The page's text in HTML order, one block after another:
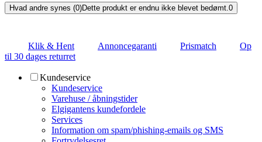
Hvad andre synes (0)Dette produkt er endnu ikke blevet bedømt.0
Klik & Hent Annoncegaranti Prismatch
Op
til 30 dages returret
Kundeservice
Kundeservice
Varehuse / åbningstider
Elgigantens kundefordele
Services
Information om spam/phishing-emails og SMS